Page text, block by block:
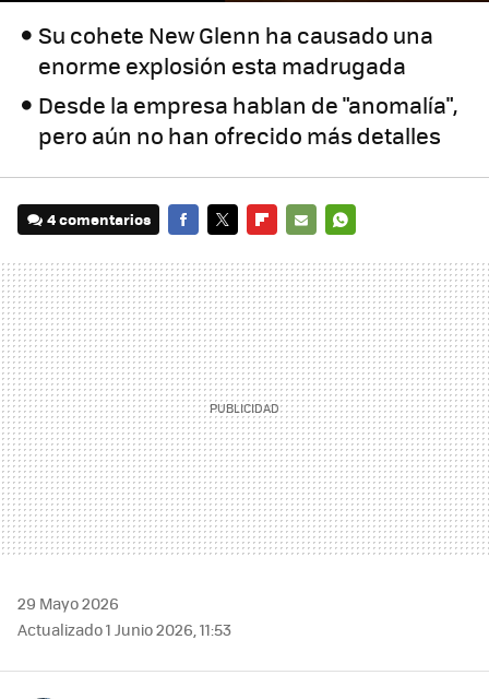
Su cohete New Glenn ha causado una
enorme explosión esta madrugada
Desde la empresa hablan de "anomalía",
pero aún no han ofrecido más detalles
4 comentarios
MAIL
29 Mayo 2026
Actualizado 1 Junio 2026, 11:53